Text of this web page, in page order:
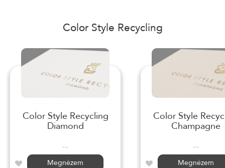
Color Style Recycling
Color Style Recycling
Diamond
...
Megnézem
Color Style
Champagne
...
Megnézem